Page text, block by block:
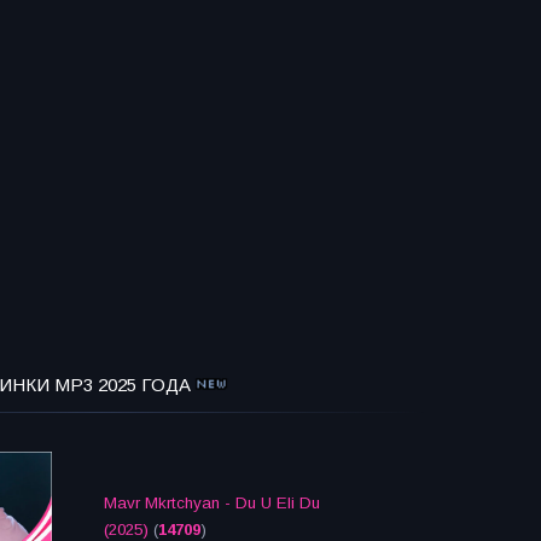
MP3 2025 ГОДА
Mavr Mkrtchyan - Du U Eli Du
(2025) (14709)